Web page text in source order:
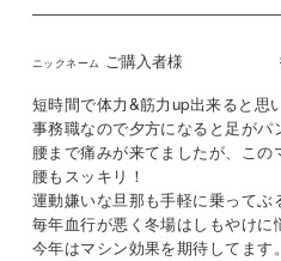
ご購入者様
短時間で体力&筋力up出来ると思
事務職なので夕方になると足がパ
腰まで痛みが来てましたが、こ
腰もスッキリ！
運動嫌いな旦那も手軽に乗ってぶ
毎年血行が悪く冬場はしもやけに
今年はマシン効果を期待してます。